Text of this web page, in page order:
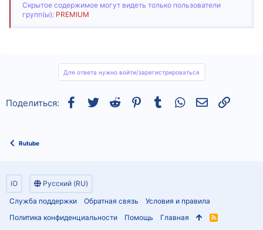
Скрытое содержимое могут видеть только пользователи
групп(ы): PREMIUM
Для ответа нужно войти/зарегистрироваться
Поделиться: Facebook
TwitterReddit Pinterest
Tumblr WhatsAppСсылка
Rutube
iO
Русский (RU)
Служба поддержки
Обратная связь
Условия и правила
Политика конфиденциальности
Помощь Главная
R